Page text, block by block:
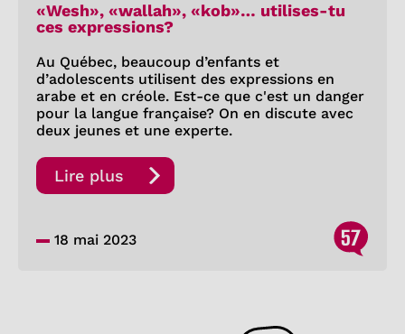
«Wesh», «wallah», «kob»… utilises-tu
ces expressions?
Au Québec, beaucoup d’enfants et
d’adolescents utilisent des expressions en
arabe et en créole. Est-ce que c'est un danger
pour la langue française? On en discute avec
deux jeunes et une experte.
Lire plus
18 mai 2023 57